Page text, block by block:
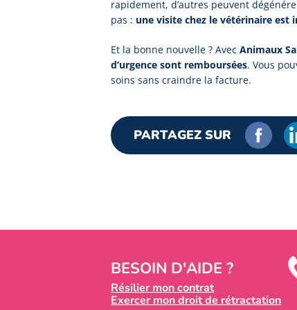
rapidement, d’autres peuvent
pas : une visite chez le vétérinaire est
Et la bonne nouvelle ? Avec Animaux
d’urgence sont remboursées. Vous
soins sans craindre la facture.
PARTAGEZ SUR
BESOIN D'AIDE ?
Résilier mon contrat
Exercer mon droit de rétractation